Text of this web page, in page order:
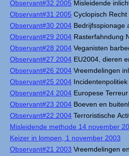
Observant#32 2005 Misleidende
Observant#31 2005 Cyclopisch Recht
Observant#30 2004 Bedrijfsspionage
Observant#29 2004 Rasterfahndung
Observant#28 2004 Veganisten
Observant#27 2004 EU2004, dieren
Observant#26 2004 Vreemdelingen
Observant#25 2004 Incidentenpolitiek
Observant#24 2004 Europese Terreur
Observant#23 2004 Boeven en
Observant#22 2004 Terroristische
Misleidende methode 14 november
Keizer in lompen, 1 november 2003
Observant#21 2003 Vreemdelingen